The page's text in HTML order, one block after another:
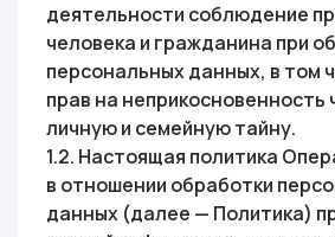
деятельности соблюдение
человека и гражданина при
персональных данных, в том
прав на неприкосновенность
личную и семейную тайну.
1.2. Настоящая политика
в отношении обработки
данных (далее — Политика)